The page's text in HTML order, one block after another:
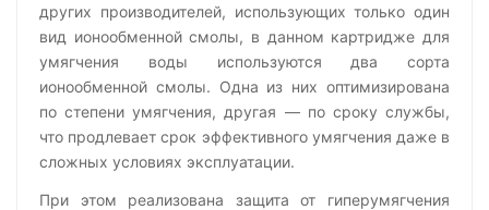
других производителей, использующих только один
вид ионообменной смолы, в данном картридже для
умягчения воды используются два сорта
ионообменной смолы. Одна из них оптимизирована
по степени умягчения, другая — по сроку службы,
что продлевает срок эффективного умягчения даже в
сложных условиях эксплуатации.
При этом реализована защита от гиперумягчения